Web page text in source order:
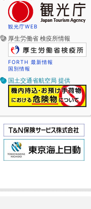
観光庁WEB
厚生労働省 検疫所情報
FORTH 最新情報
国別情報
国土交通省航空局 提供